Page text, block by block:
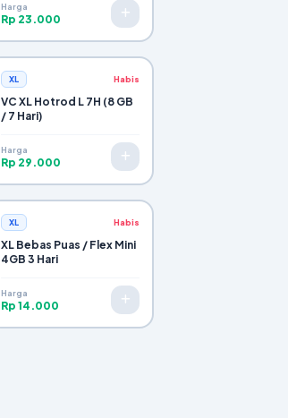
Harga
Rp 23.000
XL Habis
VC XL Hotrod L 7H (8 GB
/ 7 Hari)
Harga
Rp 29.000
XL Habis
XL Bebas Puas / Flex Mini
4GB 3 Hari
Harga
Rp 14.000